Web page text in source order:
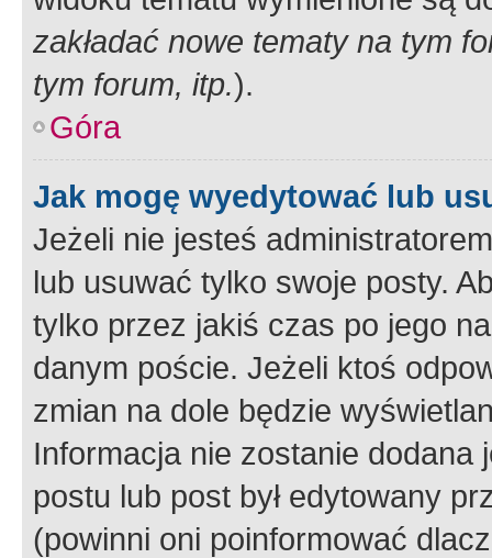
zakładać nowe tematy na tym
tym forum, itp.).
Góra
Jak mogę wyedytować lub
Jeżeli nie jesteś
lub usuwać tylko swoje posty.
tylko przez jakiś czas po jego
danym poście. Jeżeli ktoś
zmian na dole będzie
Informacja nie zostanie dodana
postu lub post był edytowany
(powinni oni poinformować